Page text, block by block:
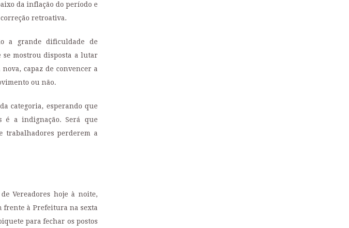
da inflação do período e
retroativa.
a grande dificuldade de
se mostrou disposta a lutar
capaz de convencer a
ou não.
categoria, esperando que
é a indignação. Será que
trabalhadores perderem a
Vereadores hoje à noite,
frente à Prefeitura na sexta
para fechar os postos